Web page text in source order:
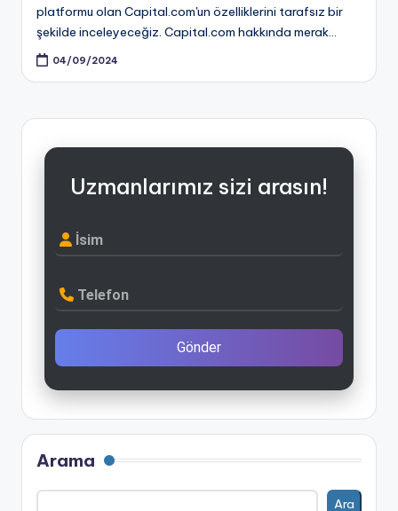
platformu olan Capital.com'un özelliklerini tarafsız bir
şekilde inceleyeceğiz. Capital.com hakkında merak…
04/09/2024
Uzmanlarımız sizi arasın!
İsim
Telefon
Gönder
Arama
Ara